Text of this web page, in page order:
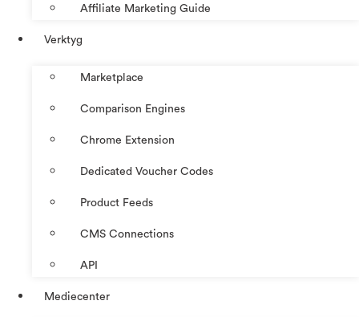
Affiliate Marketing Guide
Verktyg
Marketplace
Comparison Engines
Chrome Extension
Dedicated Voucher Codes
Product Feeds
CMS Connections
API
Mediecenter